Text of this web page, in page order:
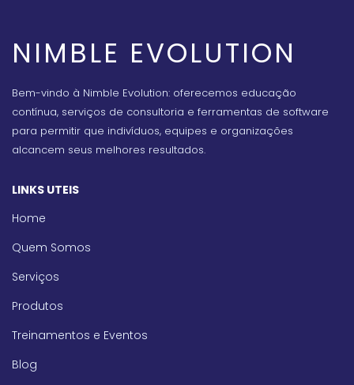
NIMBLE EVOLUTION
Bem-vindo à Nimble Evolution: oferecemos educação
contínua, serviços de consultoria e ferramentas de software
para permitir que indivíduos, equipes e organizações
alcancem seus melhores resultados.
LINKS UTEIS
Home
Quem Somos
Serviços
Produtos
Treinamentos e Eventos
Blog